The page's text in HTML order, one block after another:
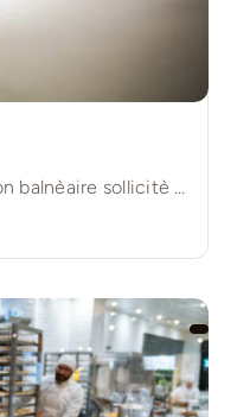
Hôtel á vendre sur une station balnèaire sollicitè tout le [...]